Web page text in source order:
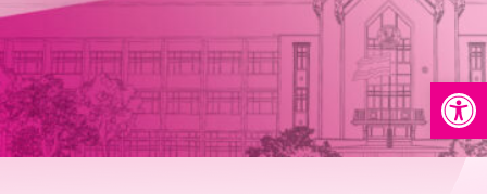
ข่าวสาร
บริการทางการเงิน
อื่นๆ
ติดต่อเรา
บริการออนไลน์